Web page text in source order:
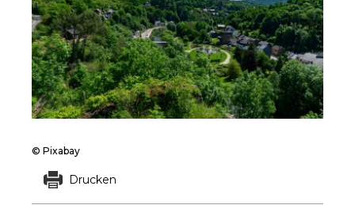
© Pixabay
Drucken